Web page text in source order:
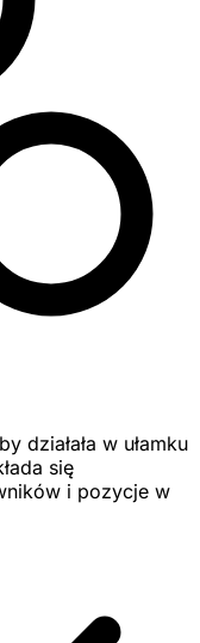
działała w ułamku
się
i pozycje w